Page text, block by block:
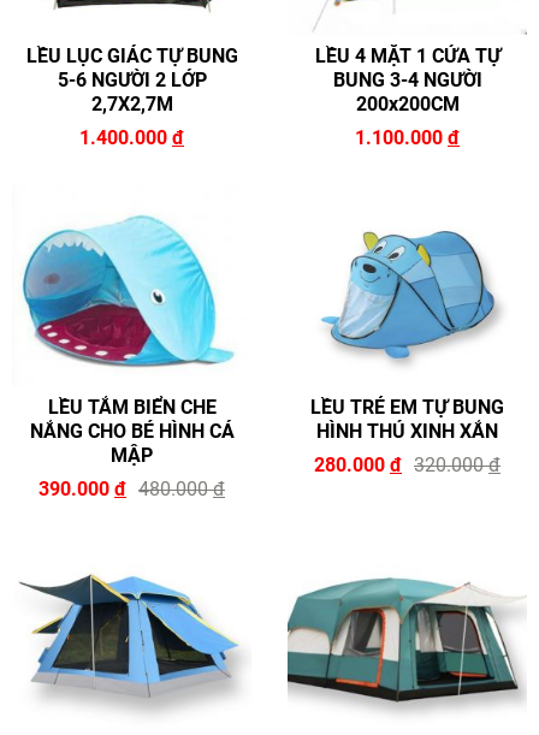
LỀU LỤC GIÁC TỰ BUNG
5-6 NGƯỜI 2 LỚP
2,7X2,7M
1.400.000 đ
LỀU 4 MẶT 1 CỬA TỰ
BUNG 3-4 NGƯỜI
200x200CM
1.100.000 đ
LỀU TẮM BIỂN CHE
NẮNG CHO BÉ HÌNH CÁ
MẬP
390.000 đ 480.000đ
LỀU TRẺ EM TỰ BUNG
HÌNH THÚ XINH XẮN
280.000 đ 320.000đ